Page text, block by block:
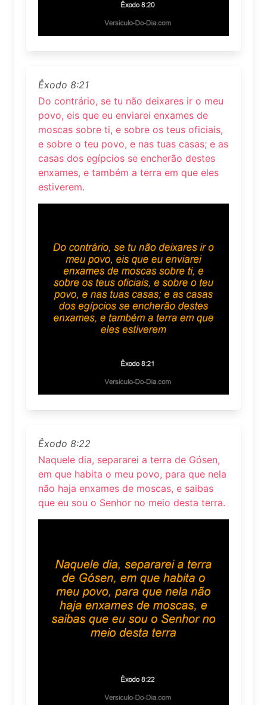
Êxodo 8:21
Do contrário, se tu não deixares ir o meu
povo, eis que eu enviarei enxames de
moscas sobre ti, e sobre os teus oficiais,
e sobre o teu povo, e nas tuas casas; e as
casas dos egípcios se encherão destes
enxames, e também a terra em que eles
estiverem.
Êxodo 8:22
Naquele dia, separarei a terra de Gósen,
em que habita o meu povo, para que nela
não haja enxames de moscas, e saibas
que eu sou o Senhor no meio desta terra.